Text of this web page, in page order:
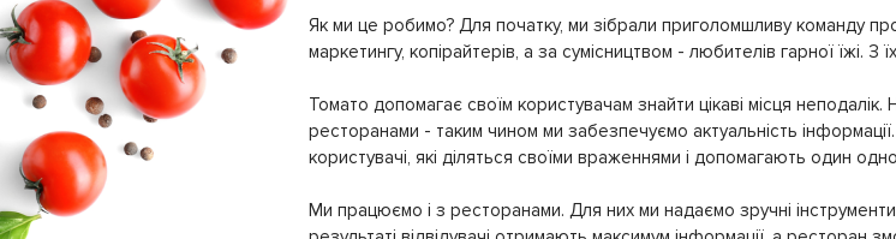
Як ми це робимо? Для початку, ми зібрали приголомшливу команду
маркетингу, копірайтерів, а за сумісництвом - любителів гарної їжі.
Томато допомагає своїм користувачам знайти цікаві місця
ресторанами - таким чином ми забезпечуємо актуальність
користувачі, які діляться своїми враженнями і допомагають один
Ми працюємо і з ресторанами. Для них ми надаємо зручні